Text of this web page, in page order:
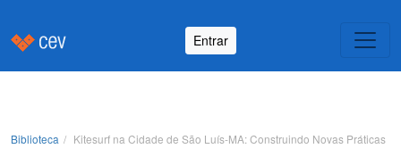
Entrar
Biblioteca Kitesurf na Cidade de São Luís-MA: Construindo Novas Práticas